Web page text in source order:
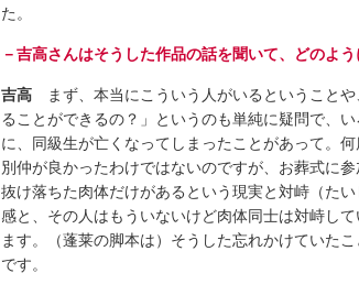
た。
－吉高さんはそうした作品の話を聞いて、どのよう
吉高 まず、本当にこういう人がいるということ
ることができるの？」というのも単純に疑問で、
に、同級生が亡くなってしまったことがあって。
別仲が良かったわけではないのですが、お葬式に
抜け落ちた肉体だけがあるという現実と対峙（た
感と、その人はもういないけど肉体同士は対峙し
ます。（蓬莱の脚本は）そうした忘れかけていた
です。